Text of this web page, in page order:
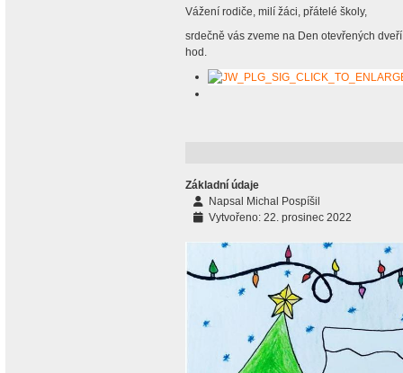
Vážení rodiče, milí žáci, přátelé školy,
srdečně vás zveme na Den otevřených
hod.
Základní údaje
Napsal Michal Pospíšil
Vytvořeno: 22. prosinec 2022